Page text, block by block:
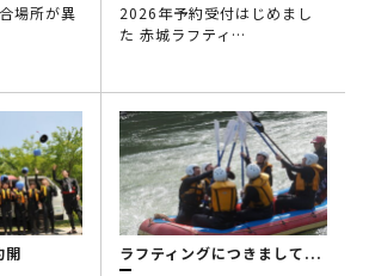
場所が異
2026年予約受付はじめまし
た 赤城ラフティ…
開
ラフティングにつきまして...